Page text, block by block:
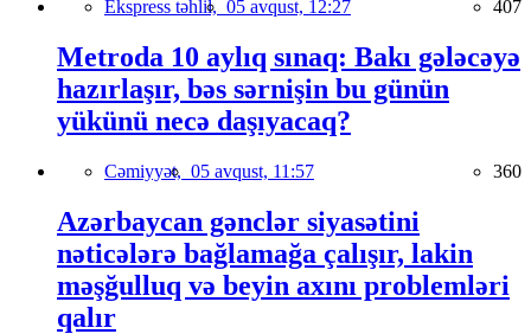
Ekspress təhlil, 05 avqust, 12:27 407
Metroda 10 aylıq sınaq: Bakı gələcəyə
hazırlaşır, bəs sərnişin bu günün
yükünü necə daşıyacaq?
Cəmiyyət, 05 avqust, 11:57 360
Azərbaycan gənclər siyasətini
nəticələrə bağlamağa çalışır, lakin
məşğulluq və beyin axını problemləri
qalır